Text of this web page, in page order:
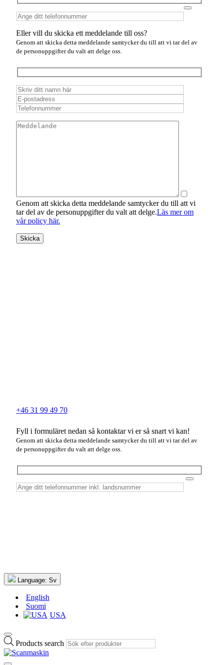
Eller vill du skicka ett meddelande till oss?
Genom att skicka detta meddelande samtycker du till att vi tar del av
de personuppgifter du valt att delge oss.
Genom att skicka detta meddelande samtycker du till att vi
tar del av de personuppgifter du valt att delge.Läs mer om
vår policy här.
Skicka
+46 31 99 49 70
Fyll i formuläret nedan så kontaktar vi er så snart vi kan!
Genom att skicka detta meddelande samtycker du till att vi tar del av
de personuppgifter du valt att delge oss.
Language: Sv
English
Suomi
USA
Products search